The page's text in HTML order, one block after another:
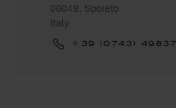
06049, Spoleto
Italy
+39 (0743) 49837